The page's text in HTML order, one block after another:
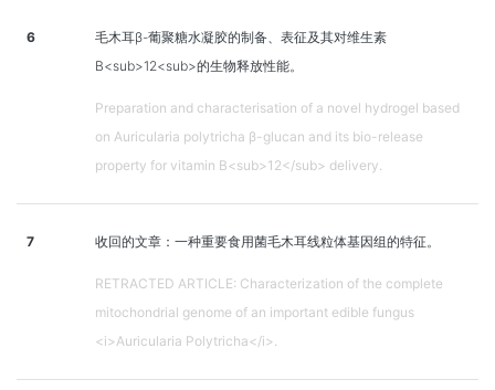
6
毛木耳β-葡聚糖水凝胶的制备、表征及其对维生素
B<sub>12<sub>的生物释放性能。
Preparation and characterisation of a novel hydrogel based
on Auricularia polytricha β-glucan and its bio-release
property for vitamin B<sub>12</sub> delivery.
7 收回的文章：一种重要食用菌毛木耳线粒体基因组的特征。
RETRACTED ARTICLE: Characterization of the complete
mitochondrial genome of an important edible fungus
<i>Auricularia Polytricha</i>.